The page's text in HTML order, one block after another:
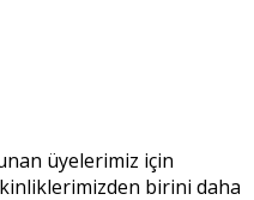
üyelerimiz için
birini daha